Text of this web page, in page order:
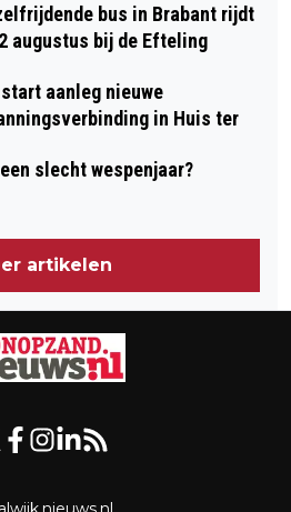
bus in Brabant rijdt
augustus bij de Efteling
aanleg nieuwe
in Huis ter
slecht wespenjaar?
artikelen